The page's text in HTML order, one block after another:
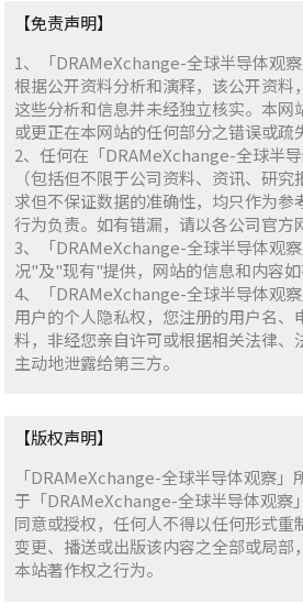
【免责声明】
1、「DRAMeXchange-全球半导体观
根据公开资料分析和演释，该公开资料
这些分析和信息并未经独立核实。本网
或更正在本网站的任何部分之错误或疏
2、任何在「DRAMeXchange-全球半
（包括但不限于公司资料、资讯、研
求但不保证数据的准确性，均只作为参
行为负责。如有错漏，请以各公司官方
3、「DRAMeXchange-全球半导体观
况"及"现有"提供，网站的信息和内容如
4、「DRAMeXchange-全球半导体观
用户的个人隐私权，您注册的用户名、
料，非经您亲自许可或根据相关法律、
主动地泄露给第三方。
【版权声明】
「DRAMeXchange-全球半导体观察
于「DRAMeXchange-全球半导体观察
同意或授权，任何人不得以任何形式重
变更、播送或出版该内容之全部或局部
本站著作权之行为。